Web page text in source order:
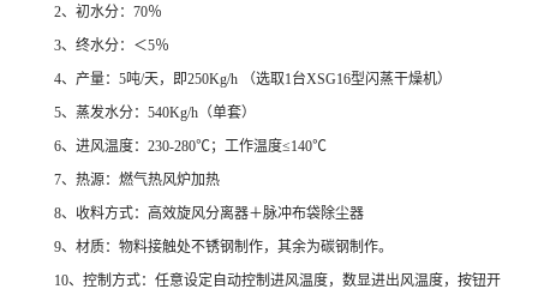
2、初水分：70％
3、终水分：＜5％
4、产量：5吨/天，即250Kg/h （选取1台XSG16型闪蒸干燥机）
5、蒸发水分：540Kg/h（单套）
6、进风温度：230-280℃；工作温度≤140℃
7、热源：燃气热风炉加热
8、收料方式：高效旋风分离器＋脉冲布袋除尘器
9、材质：物料接触处不锈钢制作，其余为碳钢制作。
10、控制方式：任意设定自动控制进风温度，数显进出风温度，按钮开